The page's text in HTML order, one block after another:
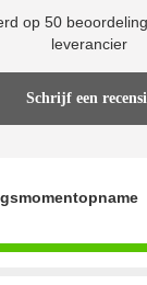
op 50
leverancier
Schrijf een